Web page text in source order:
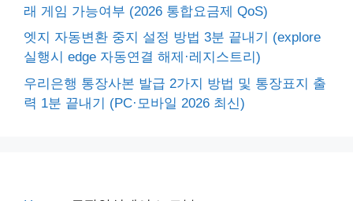
래 게임 가능여부 (2026 통합요금제 QoS)
엣지 자동변환 중지 설정 방법 3분 끝내기 (explore
실행시 edge 자동연결 해제·레지스트리)
우리은행 통장사본 발급 2가지 방법 및 통장표지 출
력 1분 끝내기 (PC·모바일 2026 최신)